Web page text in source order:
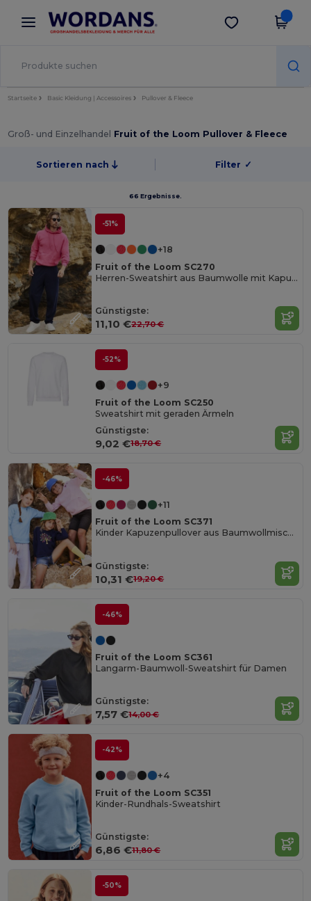
× Wordans App
Bessere Preise in der App!
App holen
Startseite Basic Kleidung | Accessoires Pullover & Fleece
Groß- und Einzelhandel Fruit of the Loom Pullover & Fleece
Sortieren nach Filter ✓
66 Ergebnisse.
-51%
+18
Fruit of the Loom SC270
Herren-Sweatshirt aus Baumwolle mit Kapuze
Günstigste:
11,10 €22,70 €
-52%
+9
Fruit of the Loom SC250
Sweatshirt mit geraden Ärmeln
Günstigste:
9,02 €18,70 €
-46%
+11
Fruit of the Loom SC371
Kinder Kapuzenpullover aus Baumwollmischung
Günstigste:
10,31 €19,20 €
-46%
Fruit of the Loom SC361
Langarm-Baumwoll-Sweatshirt für Damen
Günstigste:
7,57 €14,00 €
-42%
+4
Fruit of the Loom SC351
Kinder-Rundhals-Sweatshirt
Günstigste:
6,86 €11,80 €
-50%